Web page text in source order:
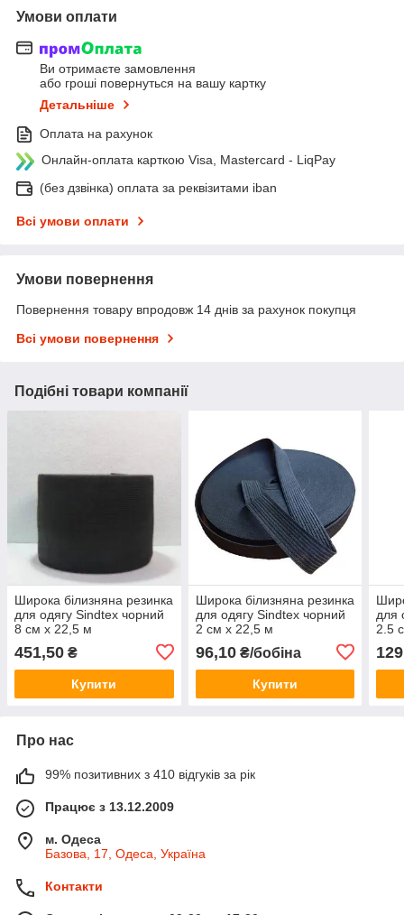
Умови оплати
Ви отримаєте замовлення
або гроші повернуться на вашу картку
Детальніше
Оплата на рахунок
Онлайн-оплата карткою Visa, Mastercard - LiqPay
(без дзвінка) оплата за реквізитами iban
Всі умови оплати
Умови повернення
Повернення товару впродовж 14 днів за рахунок покупця
Всі умови повернення
Подібні товари компанії
Широка білизняна резинка
для одягу Sindtex чорний
8 см х 22,5 м
451,50 ₴
Купити
Широка білизняна резинка
для одягу Sindtex чорний
2 см х 22,5 м
96,10₴/бобіна
Купити
для
2.5
Про нас
99% позитивних з 410 відгуків за рік
Працює з 13.12.2009
м. Одеса
Базова, 17, Одеса, Україна
Контакти